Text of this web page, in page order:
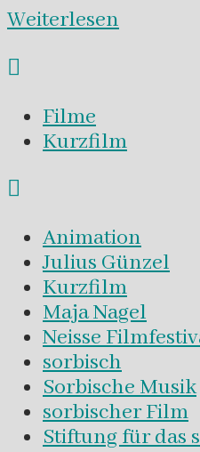
Weiterlesen
Filme
Kurzfilm
Animation
Julius Günzel
Kurzfilm
Maja Nagel
Neisse
sorbisch
Sorbische Musik
sorbischer Film
Stiftung für das